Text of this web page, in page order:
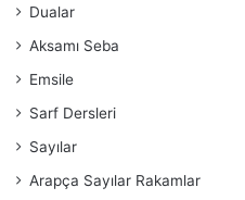
Dualar
Aksamı Seba
Emsile
Sarf Dersleri
Sayılar
Arapça Sayılar Rakamlar